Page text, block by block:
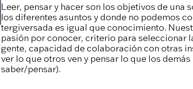
Leer, pensar y hacer son los objetivos de
los diferentes asuntos y donde no podemos
tergiversada es igual que conocimiento.
pasión por conocer, criterio para seleccionar
gente, capacidad de colaboración con otras
ver lo que otros ven y pensar lo que los
saber/pensar).